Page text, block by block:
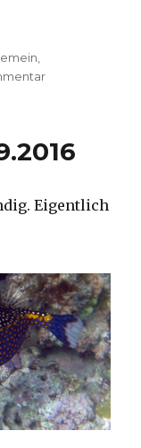
zu
Eigentlich